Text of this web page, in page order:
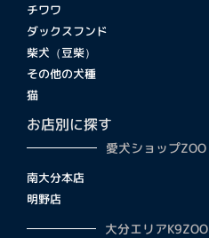
チワワ
ダックスフンド
柴犬（豆柴）
その他の犬種
猫
お店別に探す
愛犬ショップZOO
南大分本店
明野店
大分エリアK9ZOO